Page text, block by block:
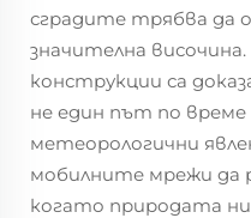
сградите трябва да
значителна
конструкции са
не един път по
метеорологични
мобилните мрежи да
когато природата ни